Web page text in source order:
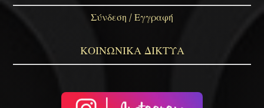
Σύνδεση / Εγγραφή
ΚΟΙΝΩΝΙΚΑ ΔΙΚΤΥΑ